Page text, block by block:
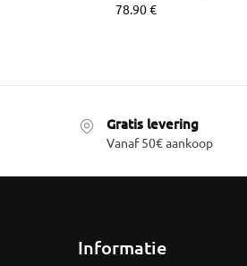
78.90€
Gratis levering
Vanaf 50€ aankoop
Informatie